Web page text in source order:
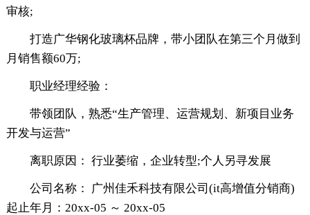
审核;
打造广华钢化玻璃杯品牌，带小团队在第三个月做到
月销售额60万;
职业经理经验：
带领团队，熟悉“生产管理、运营规划、新项目业务
开发与运营”
离职原因： 行业萎缩，企业转型;个人另寻发展
公司名称： 广州佳禾科技有限公司(it高增值分销商)
起止年月：20xx-05 ～ 20xx-05